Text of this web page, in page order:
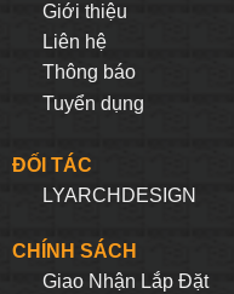
Giới thiệu
Liên hệ
Thông báo
Tuyển dụng
ĐỐI TÁC
LYARCHDESIGN
CHÍNH SÁCH
Giao Nhận Lắp Đặt